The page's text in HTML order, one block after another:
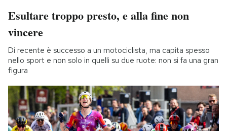
Esultare troppo presto, e alla fine non
vincere
Di recente è successo a un motociclista, ma capita spesso
nello sport e non solo in quelli su due ruote: non si fa una gran
figura